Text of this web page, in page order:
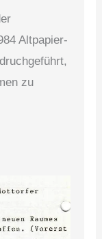
Altpapier-
zu